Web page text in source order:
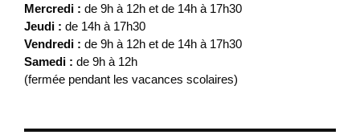
Mercredi : de 9h à 12h et de 14h à 17h30
Jeudi : de 14h à 17h30
Vendredi : de 9h à 12h et de 14h à 17h30
Samedi : de 9h à 12h
(fermée pendant les vacances scolaires)